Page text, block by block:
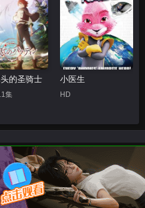
的圣骑士
集
小医生
HD